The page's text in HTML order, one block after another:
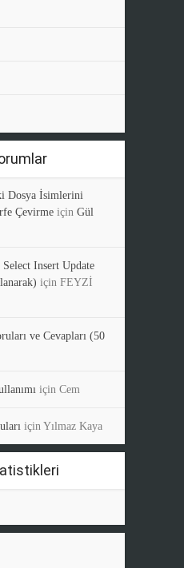
Dosya İsimlerini
Çevirme için Gül
Select Insert Update
için FEYZİ
ve Cevapları (50
için Cem
için Yılmaz Kaya